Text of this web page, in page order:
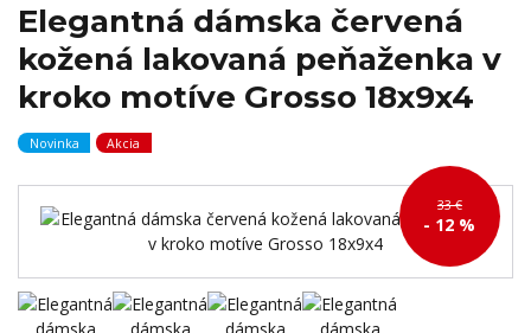
Elegantná dámska červená
kožená lakovaná peňaženka v
kroko motíve Grosso 18x9x4
Novinka Akcia
33 €
- 12 %